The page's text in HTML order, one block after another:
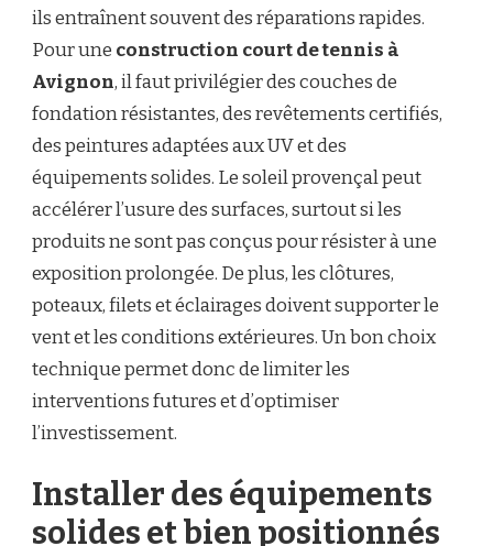
ils entraînent souvent des réparations rapides.
Pour une construction court de tennis à
Avignon, il faut privilégier des couches de
fondation résistantes, des revêtements certifiés,
des peintures adaptées aux UV et des
équipements solides. Le soleil provençal peut
accélérer l’usure des surfaces, surtout si les
produits ne sont pas conçus pour résister à une
exposition prolongée. De plus, les clôtures,
poteaux, filets et éclairages doivent supporter le
vent et les conditions extérieures. Un bon choix
technique permet donc de limiter les
interventions futures et d’optimiser
l’investissement.
Installer des équipements
solides et bien positionnés